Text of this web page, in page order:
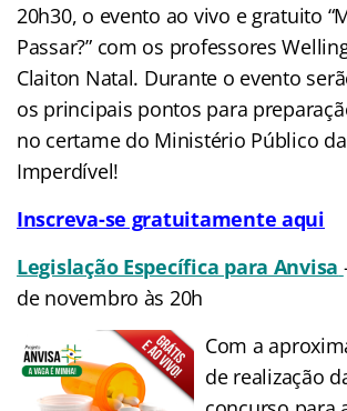
20h30, o evento ao vivo e gratuito
Passar?” com os professores
Claiton Natal. Durante o evento
os principais pontos para
no certame do Ministério Público
Imperdível!
Inscreva-se gratuitamente aqui
Legislação Específica para Anvisa
de novembro às 20h
Com a
de realização